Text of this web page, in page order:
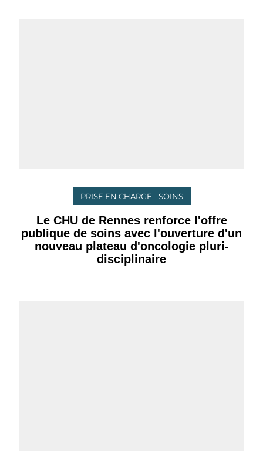
PRISE EN CHARGE - SOINS
Le CHU de Rennes renforce l'offre
publique de soins avec l'ouverture d'un
nouveau plateau d'oncologie pluri-
disciplinaire